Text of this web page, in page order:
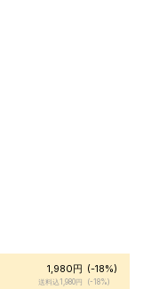
1,980円
送料込1,980円
(-18%)
(-18%)